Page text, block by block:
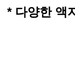
* 다양한 액